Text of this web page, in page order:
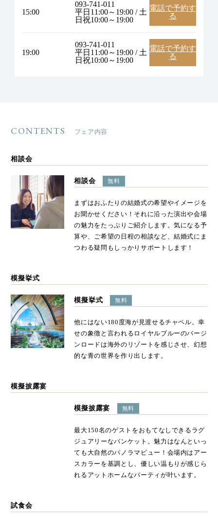
15:00
093-741-011
平日11:00～19:00 / 土
日祝10:00～19:00
電話で予約す
る
19:00
093-741-011
平日11:00～19:00 / 土
日祝10:00～19:00
電話で予約す
る
CONTENTS フェア内容
相談会
相談会 無料
まずはおふたりの結婚式の希望やイメージを
お聞かせください！それに沿った演出や会場
の魅力をたっぷりご紹介します。気になる予
算や、ご希望の日程の相談など、結婚式にま
つわる疑問もしっかりサポートします！
模擬挙式
模擬挙式 無料
他にはない180度海が見渡せるチャペル。幸
せの象徴と言われるロイヤルブルーのバージ
ンロードは海外のリゾートを感じさせ、幻想
的な青の世界を作り出します。
模擬披露宴
模擬披露宴 無料
最大150名のゲストをおもてなしできるラグ
ジュアリーなバンケット。魅力はなんといっ
ても大自然のパノラマビュー！会場内はアー
スカラーを基調とし、優しい温もりが感じら
れるアットホームなパーティが叶います。
試食会